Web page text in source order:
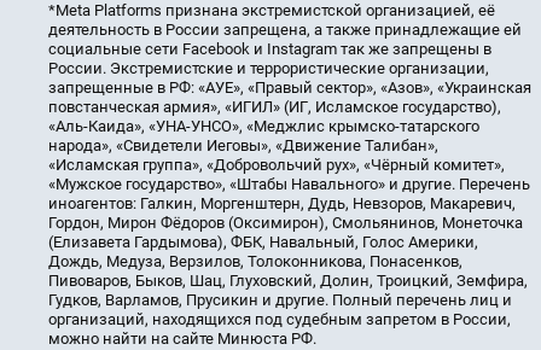
*Meta Platforms признана экстремистской организацией, её
деятельность в России запрещена, а также принадлежащие ей
социальные сети Facebook и Instagram так же запрещены в
России. Экстремистские и террористические организации,
запрещенные в РФ: «АУЕ», «Правый сектор», «Азов», «Украинская
повстанческая армия», «ИГИЛ» (ИГ, Исламское государство),
«Аль-Каида», «УНА-УНСО», «Меджлис крымско-татарского
народа», «Свидетели Иеговы», «Движение Талибан»,
«Исламская группа», «Добровольчий рух», «Чёрный комитет»,
«Мужское государство», «Штабы Навального» и другие. Перечень
иноагентов: Галкин, Моргенштерн, Дудь, Невзоров, Макаревич,
Гордон, Мирон Фёдоров (Оксимирон), Смольянинов, Монеточка
(Елизавета Гардымова), ФБК, Навальный, Голос Америки,
Дождь, Медуза, Верзилов, Толоконникова, Понасенков,
Пивоваров, Быков, Шац, Глуховский, Долин, Троицкий, Земфира,
Гудков, Варламов, Прусикин и другие. Полный перечень лиц и
организаций, находящихся под судебным запретом в России,
можно найти на сайте Минюста РФ.